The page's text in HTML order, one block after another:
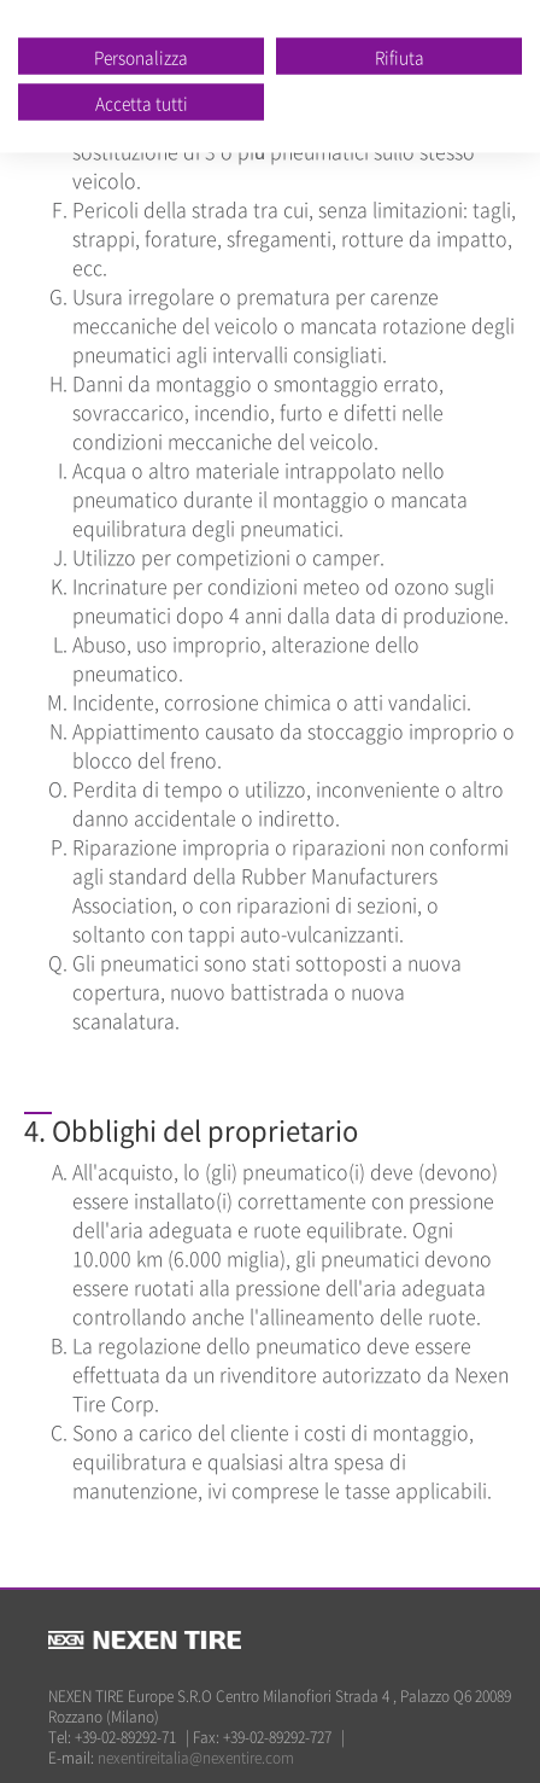
Uso continuato con pneumatico sgonfio o
fortemente sovra/sotto gonfiato.
Non si accettano reclami dopo i primi 0.8mm
(1/32") di usura del battistrada o in caso di
sostituzione di 3 o più pneumatici sullo stesso
veicolo.
Pericoli della strada tra cui, senza limitazioni: tagli,
strappi, forature, sfregamenti, rotture da impatto,
ecc.
Usura irregolare o prematura per carenze
meccaniche del veicolo o mancata rotazione degli
pneumatici agli intervalli consigliati.
Danni da montaggio o smontaggio errato,
sovraccarico, incendio, furto e difetti nelle
condizioni meccaniche del veicolo.
Acqua o altro materiale intrappolato nello
pneumatico durante il montaggio o mancata
equilibratura degli pneumatici.
Utilizzo per competizioni o camper.
Incrinature per condizioni meteo od ozono sugli
pneumatici dopo 4 anni dalla data di produzione.
Abuso, uso improprio, alterazione dello
pneumatico.
Incidente, corrosione chimica o atti vandalici.
Appiattimento causato da stoccaggio improprio o
blocco del freno.
Perdita di tempo o utilizzo, inconveniente o altro
danno accidentale o indiretto.
Riparazione impropria o riparazioni non conformi
agli standard della Rubber Manufacturers
Association, o con riparazioni di sezioni, o
soltanto con tappi auto-vulcanizzanti.
Gli pneumatici sono stati sottoposti a nuova
copertura, nuovo battistrada o nuova
scanalatura.
4. Obblighi del proprietario
All'acquisto, lo (gli) pneumatico(i) deve (devono)
essere installato(i) correttamente con pressione
dell'aria adeguata e ruote equilibrate. Ogni
10.000 km (6.000 miglia), gli pneumatici devono
essere ruotati alla pressione dell'aria adeguata
controllando anche l'allineamento delle ruote.
La regolazione dello pneumatico deve essere
effettuata da un rivenditore autorizzato da Nexen
Tire Corp.
Sono a carico del cliente i costi di montaggio,
equilibratura e qualsiasi altra spesa di
manutenzione, ivi comprese le tasse applicabili.
NEXEN TIRE Europe S.R.O Centro Milanofiori Strada 4 , Palazzo Q6 20089
Rozzano (Milano)
Tel: +39-02-89292-71
Fax: +39-02-89292-727
E-mail: nexentireitalia@nexentire.com
Personalizza
Rifiuta
Accetta tutti